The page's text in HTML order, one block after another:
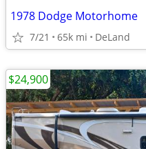
1978 Dodge Motorhome
7/21 65k mi DeLand
$24,900